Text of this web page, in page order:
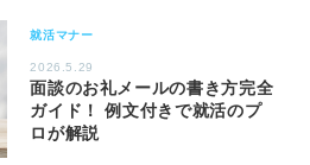
就活マナー
2026.5.29
面談のお礼メールの書き方完全
ガイド！ 例文付きで就活のプ
ロが解説